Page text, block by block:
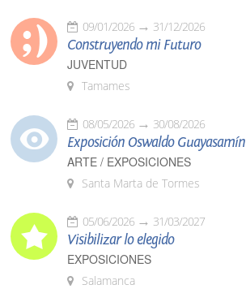
09/01/2026 31/12/2026
Construyendo mi Futuro
JUVENTUD
Tamames
08/05/2026 30/08/2026
Exposición Oswaldo Guayasamín
ARTE / EXPOSICIONES
Santa Marta de Tormes
05/06/2026 31/03/2027
Visibilizar lo elegido
EXPOSICIONES
Salamanca